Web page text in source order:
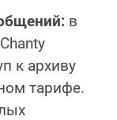
в
к архиву
тарифе.